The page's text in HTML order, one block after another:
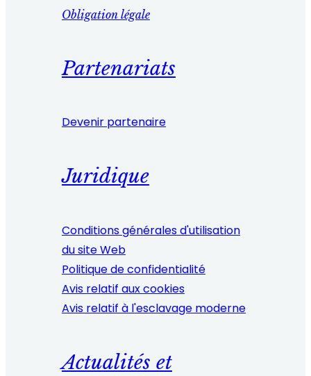
Obligation légale
Partenariats
Devenir partenaire
Juridique
Conditions générales d'utilisation
du site Web
Politique de confidentialité
Avis relatif aux cookies
Avis relatif à l'esclavage moderne
Actualités et